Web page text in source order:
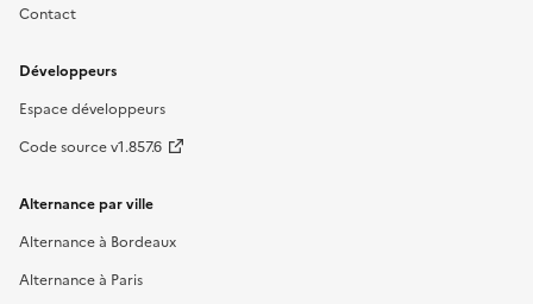
Contact
Développeurs
Espace développeurs
Code source v1.857.6
Alternance par ville
Alternance à Bordeaux
Alternance à Paris